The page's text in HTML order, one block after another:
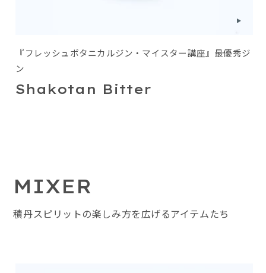
『フレッシュボタニカルジン・マイスター講座』最優秀ジ
ン
Shakotan Bitter
MIXER
積丹スピリットの楽しみ方を広げるアイテムたち